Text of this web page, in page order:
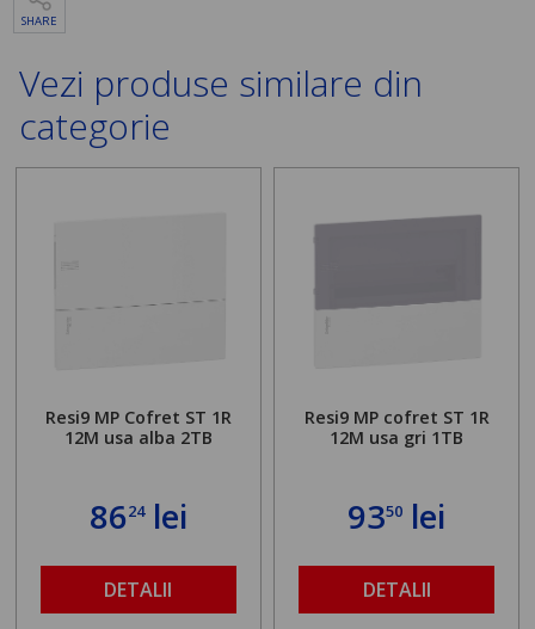
SHARE
Vezi produse similare din
categorie
Resi9 MP Cofret ST 1R
12M usa alba 2TB
8624lei
DETALII
Resi9 MP cofret ST 1R
12M usa gri 1TB
9350 lei
DETALII